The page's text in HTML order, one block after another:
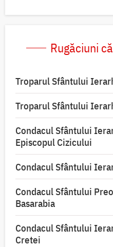
Rugăciuni
Troparul Sfântului
Troparul Sfântului
Condacul Sfântului
Episcopul Cizicului
Condacul Sfântului
Condacul Sfântului
Basarabia
Condacul Sfântului
Cretei